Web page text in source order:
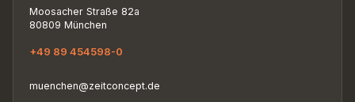
Moosacher Straße 82a
80809 München
+49 89 454598-0
muenchen@zeitconcept.de